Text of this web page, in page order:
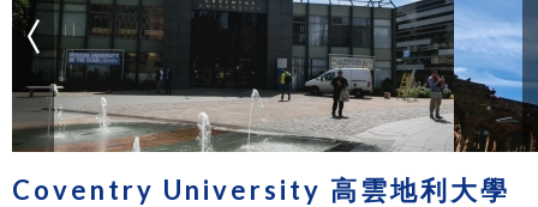
Coventry University 高雲地利大學